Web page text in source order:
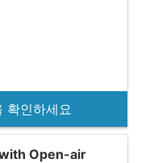
확인하세요
Open-air